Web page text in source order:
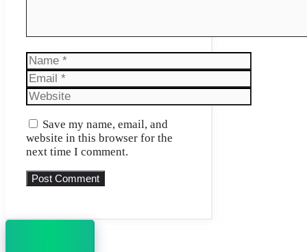
Name
Email
Website
Save my name, email, and
website in this browser for the
next time I comment.